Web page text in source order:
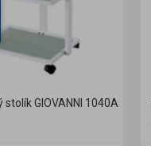
stolík GIOVANNI 1040A